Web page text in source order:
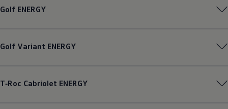
Pannen- und Unfallhilfe
Golf ENERGY
Golf Variant ENERGY
T‑Roc Cabriolet ENERGY